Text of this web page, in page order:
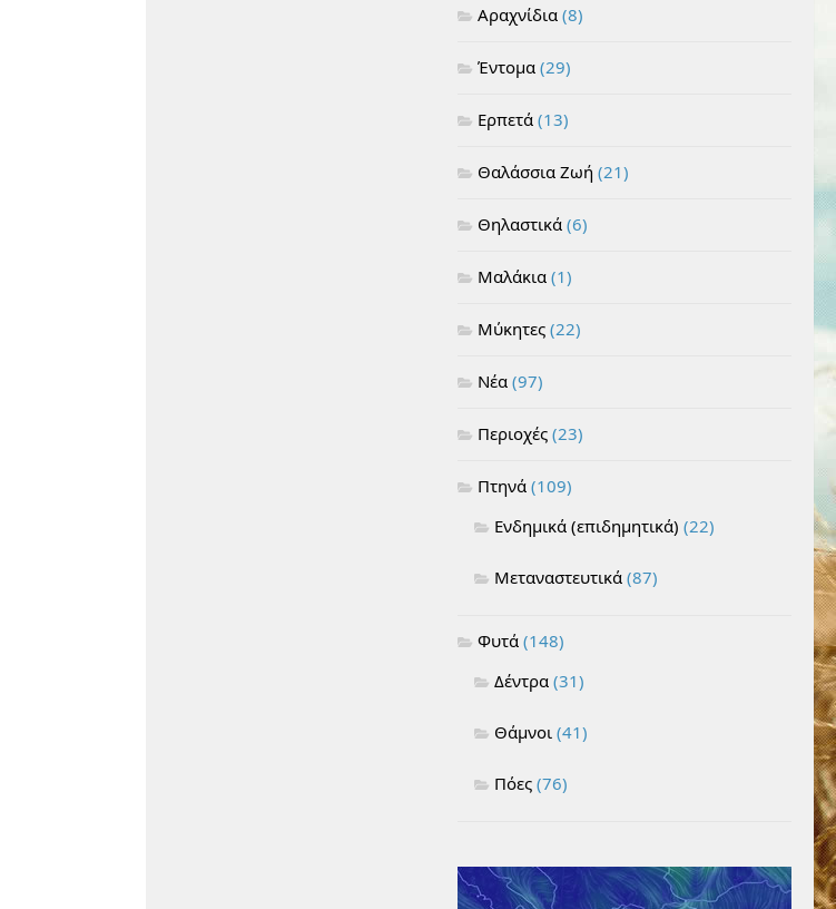
Αραχνίδια (8)
Έντομα (29)
Ερπετά (13)
Θαλάσσια Ζωή (21)
Θηλαστικά (6)
Μαλάκια (1)
Μύκητες (22)
Νέα (97)
Περιοχές (23)
Πτηνά (109)
Ενδημικά (επιδημητικά) (22)
Μεταναστευτικά (87)
Φυτά (148)
Δέντρα (31)
Θάμνοι (41)
Πόες (76)